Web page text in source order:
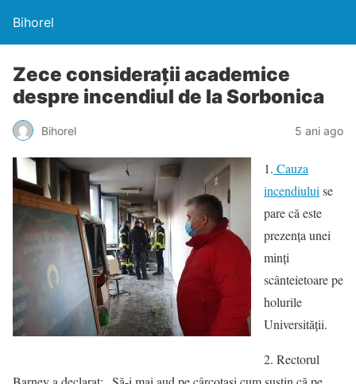
Bihorel
Zece considerații academice
despre incendiul de la Sorbonica
Bihorel 5 ani ago
1. Cauza
incendiului se
pare că este
prezența unei
minți
scânteietoare pe
holurile
Universității.
2. Rectorul